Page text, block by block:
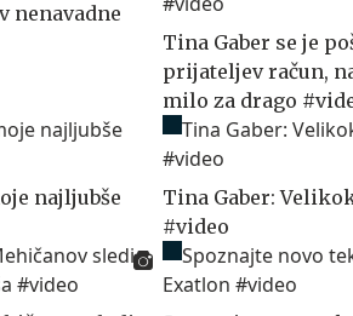
nenavadne
Tina Gaber se je
prijateljev račun,
milo za drago
najljubše
Tina Gaber:
#video